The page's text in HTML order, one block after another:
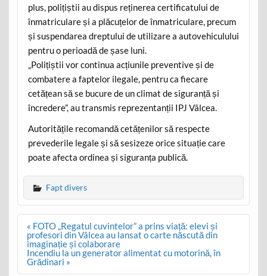
plus, polițiștii au dispus reținerea certificatului de
înmatriculare și a plăcuțelor de înmatriculare, precum
și suspendarea dreptului de utilizare a autovehiculului
pentru o perioadă de șase luni.
„Polițiștii vor continua acțiunile preventive și de
combatere a faptelor ilegale, pentru ca fiecare
cetățean să se bucure de un climat de siguranță și
încredere”, au transmis reprezentanții IPJ Vâlcea.
Autoritățile recomandă cetățenilor să respecte
prevederile legale și să sesizeze orice situație care
poate afecta ordinea și siguranța publică.
Fapt divers
Post
navigation
« FOTO „Regatul cuvintelor” a prins viață: elevi și
profesori din Vâlcea au lansat o carte născută din
imaginație și colaborare
Incendiu la un generator alimentat cu motorină, în
Grădinari »